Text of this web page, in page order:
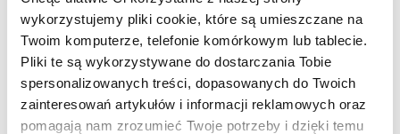
wykorzystujemy pliki cookie, które są umieszczane na
Twoim komputerze, telefonie komórkowym lub tablecie.
Pliki te są wykorzystywane do dostarczania Tobie
spersonalizowanych treści, dopasowanych do Twoich
zainteresowań artykułów i informacji reklamowych oraz
pomagają nam zrozumieć Twoje potrzeby i dzięki temu